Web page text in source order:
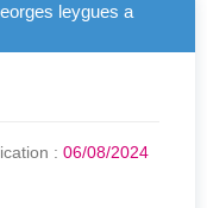
leygues a
:06/08/2024